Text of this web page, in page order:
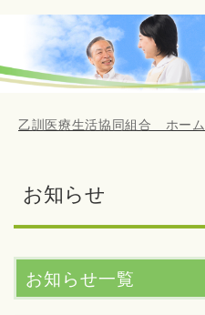
乙訓医療生活協同組合 ホーム
お知らせ
お知らせ一覧